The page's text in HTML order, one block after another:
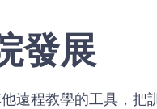
發展
遠程教學的工具，